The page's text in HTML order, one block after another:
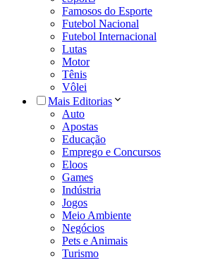
Famosos do Esporte
Futebol Nacional
Futebol Internacional
Lutas
Motor
Tênis
Vôlei
Mais Editorias
Auto
Apostas
Educação
Emprego e Concursos
Eloos
Games
Indústria
Jogos
Meio Ambiente
Negócios
Pets e Animais
Turismo